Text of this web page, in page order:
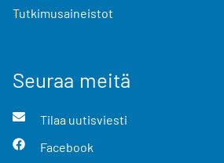
Tutkimusaineistot
Seuraa meitä
Tilaa uutisviesti
Facebook